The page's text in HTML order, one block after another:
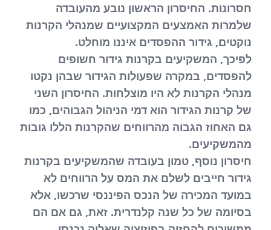
חסרונות. החיסרון הראשון נובע מהעובדה
שלמרות האמצעים המקצועיים שמנהלי הקרנות
נוקטים, גידור ההפסדים איננו מוחלט.
לפיכך, המשקיעים בקרנות גידור חשופים
להפסדים, במקרה שפעולות הגידור שבהן נקטו
מנהלי הקרנות לא היו מוצלחות. החיסרון השני
של קרנות הגידור הוא דמי הניהול הגבוהים, כמו
גם האחוז הגבוה מהרווחים שהקרנות הללו גובות
מהמשקיעים.
חיסרון נוסף, טמון בעובדה שהמשקיעים בקרנות
גידור חייבים לשלם את המס על הרווחים לא
במועד המכירה של הנכס הפיננסי שרכשו, אלא
בסיומה של כל שנה קלנדרית. זאת, גם אם הם